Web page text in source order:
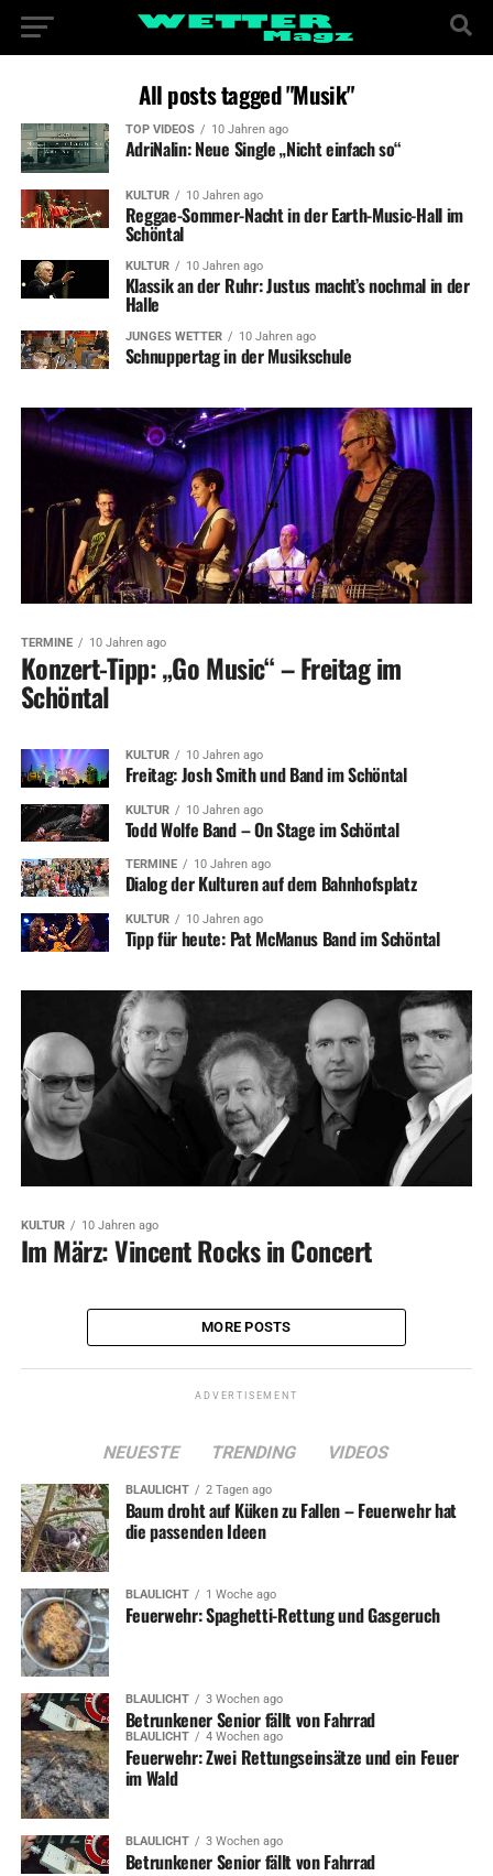
All posts tagged "Musik"
TOP VIDEOS 10 Jahren ago
AdriNalin: Neue Single „Nicht einfach so“
KULTUR 10 Jahren ago
Reggae-Sommer-Nacht in der Earth-Music-Hall im
Schöntal
KULTUR 10 Jahren ago
Klassik an der Ruhr: Justus macht’s nochmal in der
Halle
JUNGES WETTER 10 Jahren ago
Schnuppertag in der Musikschule
TERMINE 10 Jahren ago
Konzert-Tipp: „Go Music“ – Freitag im
Schöntal
KULTUR 10 Jahren ago
Freitag: Josh Smith und Band im Schöntal
KULTUR 10 Jahren ago
Todd Wolfe Band – On Stage im Schöntal
TERMINE 10 Jahren ago
Dialog der Kulturen auf dem Bahnhofsplatz
KULTUR 10 Jahren ago
Tipp für heute: Pat McManus Band im Schöntal
KULTUR 10 Jahren ago
Im März: Vincent Rocks in Concert
MORE POSTS
ADVERTISEMENT
NEUESTE TRENDING VIDEOS
BLAULICHT 2 Tagen ago
Baum droht auf Küken zu Fallen – Feuerwehr hat
die passenden Ideen
BLAULICHT 1 Woche ago
Feuerwehr: Spaghetti-Rettung und Gasgeruch
BLAULICHT 3 Wochen ago
Betrunkener Senior fällt von Fahrrad
BLAULICHT 4 Wochen ago
Feuerwehr: Zwei Rettungseinsätze und ein Feuer
im Wald
BLAULICHT 3 Wochen ago
Betrunkener Senior fällt von Fahrrad